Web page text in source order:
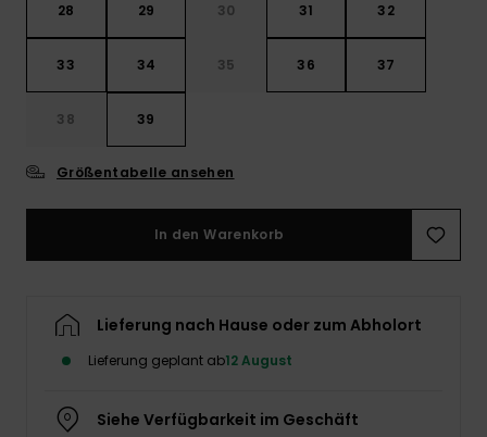
28 29 30 31 32
33 34 35 36 37
38 39
Größentabelle ansehen
In den Warenkorb
Lieferung nach Hause oder zum Abholort
Lieferung geplant ab12 August
Siehe Verfügbarkeit im Geschäft